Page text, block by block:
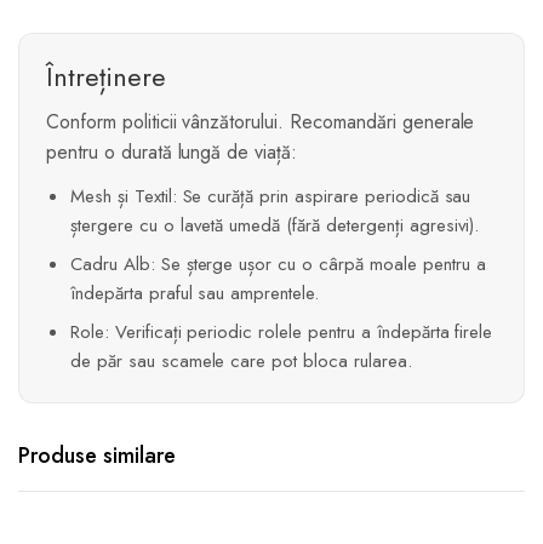
Întreținere
Conform politicii vânzătorului. Recomandări generale
pentru o durată lungă de viață:
Mesh și Textil: Se curăță prin aspirare periodică sau
ștergere cu o lavetă umedă (fără detergenți agresivi).
Cadru Alb: Se șterge ușor cu o cârpă moale pentru a
îndepărta praful sau amprentele.
Role: Verificați periodic rolele pentru a îndepărta firele
de păr sau scamele care pot bloca rularea.
Produse similare